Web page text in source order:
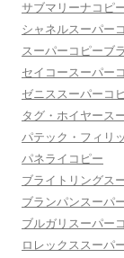
サブマリーナコピ
シャネルスーパー
スーパーコピーブ
セイコースーパー
ゼニススーパーコ
タグ・ホイヤース
パテック・フィリ
パネライコピー
ブライトリングス
ブランパンスーパ
ブルガリスーパー
ロレックススーパ